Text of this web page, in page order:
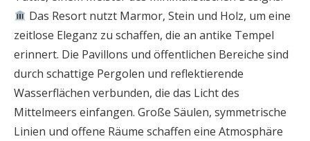
Das Resort nutzt Marmor, Stein und Holz, um eine
zeitlose Eleganz zu schaffen, die an antike Tempel
erinnert. Die Pavillons und öffentlichen Bereiche sind
durch schattige Pergolen und reflektierende
Wasserflächen verbunden, die das Licht des
Mittelmeers einfangen. Große Säulen, symmetrische
Linien und offene Räume schaffen eine Atmosphäre